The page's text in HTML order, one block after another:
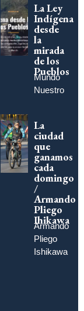
La Ley
Indígena
desde
la
mirada
de los
Pueblos
Mundo
Nuestro
La
ciudad
que
ganamos
cada
domingo
/
Armando
Pliego
Ihikawa
Armando
Pliego
Ishikawa